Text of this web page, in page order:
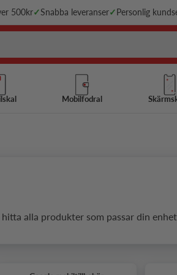
500kr✓Snabba leveranser✓ Personlig
Mobilfodral
alla produkter som passar din enhet.